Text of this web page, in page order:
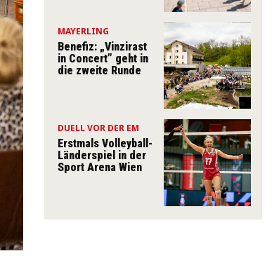
MAYERLING
Benefiz: „Vinzirast
in Concert” geht in
die zweite Runde
DUELL VOR DER EM
Erstmals Volleyball-
Länderspiel in der
Sport Arena Wien